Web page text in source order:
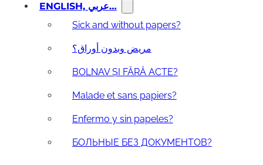
ENGLISH, عربي…
Sick and without papers?
مريض وبدون أوراق؟
BOLNAV ȘI FĂRĂ ACTE?
Malade et sans papiers?
Enfermo y sin papeles?
БОЛЬНЫЕ БЕЗ ДОКУМЕНТОВ?